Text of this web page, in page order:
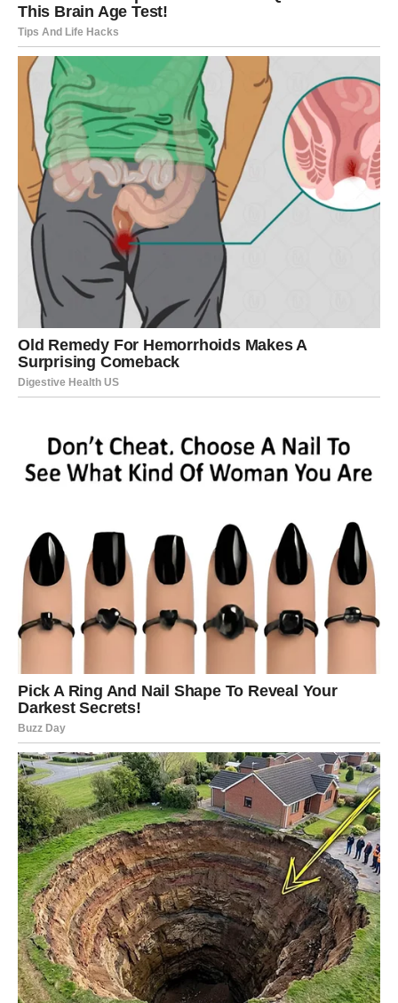
Pred vama je vikend pun uspjeha i dobrih vijesti.
Finansijska situacija postaje mnogo stabilnija, a moguće
su i lijepe vijesti vezane za posao. Ljubavni život donosi
mnogo romantike i zajedničkih planova. Osjećat ćete da
vam gotovo sve ide u prilog.
Djevica
Zvijezde vam donose olakšanje i osjećaj da se problemi
polako rješavaju. Vikend je idealan za odmor i razgovore
s ljudima kojima vjerujete. U ljubavi dolazi više iskrenosti
i topline, dok će poslovne obaveze biti mnogo lakše nego
što ste očekivali.
Vaga
Pred vama su dani puni lijepih iznenađenja. Jedna želja
mogla bi vam se ostvariti upravo onda kada se tome
nježnošću, a slobodne Vage imaju velike šanse upoznati
osobu s kojom će odmah osjetiti posebnu povezanost.
Škorpija
Vikend vam donosi mnogo razloga za zadovoljstvo.
Poslovni razgovori razvijat će se u vašu korist, a
finansijska situacija bit će mnogo bolja nego ranije.
Ljubavni odnosi postaju skladniji i iskreniji, što će vam
donijeti osjećaj sigurnosti i mira.
Strijelac